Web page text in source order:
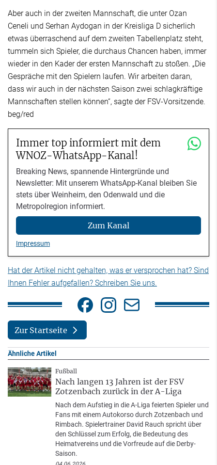
Aber auch in der zweiten Mannschaft, die unter Ozan
Ceneli und Serhan Aydogan in der Kreisliga D sicherlich
etwas überraschend auf dem zweiten Tabellenplatz steht,
tummeln sich Spieler, die durchaus Chancen haben, immer
wieder in den Kader der ersten Mannschaft zu stoßen. „Die
Gespräche mit den Spielern laufen. Wir arbeiten daran,
dass wir auch in der nächsten Saison zwei schlagkräftige
Mannschaften stellen können“, sagte der FSV-Vorsitzende.
beg/red
Immer top informiert mit dem
WNOZ-WhatsApp-Kanal!
Breaking News, spannende Hintergründe und
Newsletter: Mit unserem WhatsApp-Kanal bleiben Sie
stets über Weinheim, den Odenwald und die
Metropolregion informiert.
Zum Kanal
Impressum
Hat der Artikel nicht gehalten, was er versprochen hat? Sind
Ihnen Fehler aufgefallen? Schreiben Sie uns.
Zur Startseite
Ähnliche Artikel
Fußball
Nach langen 13 Jahren ist der FSV
Zotzenbach zurück in der A-Liga
Nach dem Aufstieg in die A-Liga feierten Spieler und
Fans mit einem Autokorso durch Zotzenbach und
Rimbach. Spielertrainer David Rauch spricht über
den Schlüssel zum Erfolg, die Bedeutung des
Heimatvereins und die Vorfreude auf die Derby-
Saison.